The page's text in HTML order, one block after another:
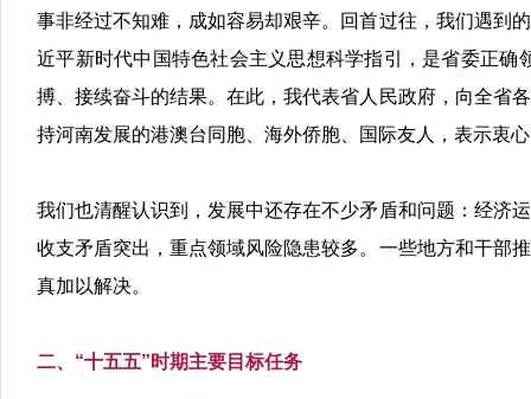
事非经过不知难，成如容易却艰辛。 回首过往，我们遇到
近平新时代中国特色社会主义思想科学指引，是省委正
搏、接续奋斗的结果。在此，我代表省人民政府，向全省
持河南发展的港澳台同胞、海外侨胞、国际友人，表示衷
我们也清醒认识到，发展中还存在不少矛盾和问题： 经济
收支矛盾突出，重点领域风险隐患较多。 一些地方和干部
真加以解决。
二、“十五五”时期主要目标任务